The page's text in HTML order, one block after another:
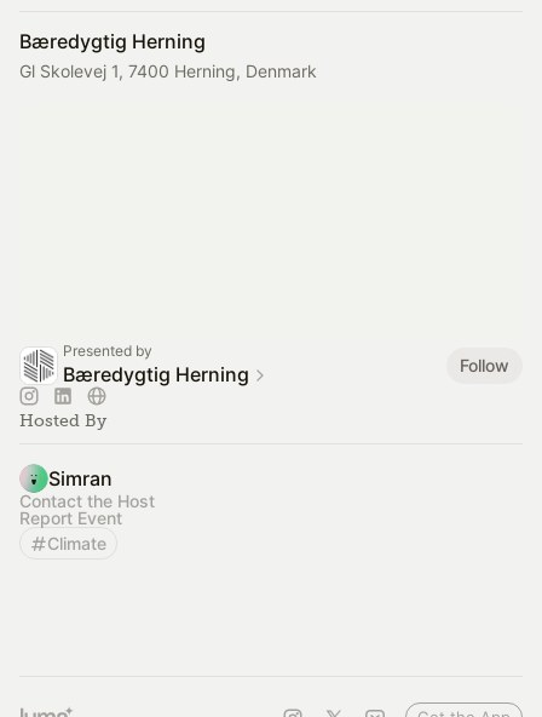
Bæredygtig Herning
Gl Skolevej 1, 7400 Herning, Denmark
Presented by
Bæredygtig Herning Follow
Hosted By
Simran
Contact the Host
Report Event
Climate